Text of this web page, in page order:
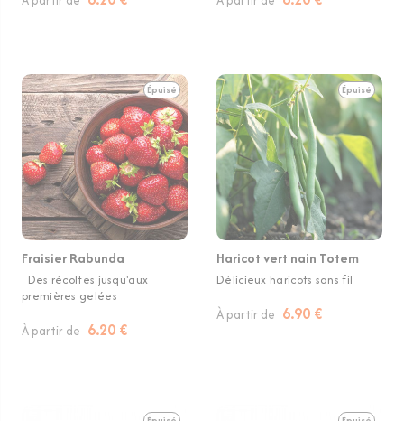
Épuisé
Fraisier Rabunda
Des récoltes jusqu'aux
premières gelées
À partir de 6.20 €
Épuisé
Haricot vert nain Totem
Délicieux haricots sans fil
À partir de 6.90 €